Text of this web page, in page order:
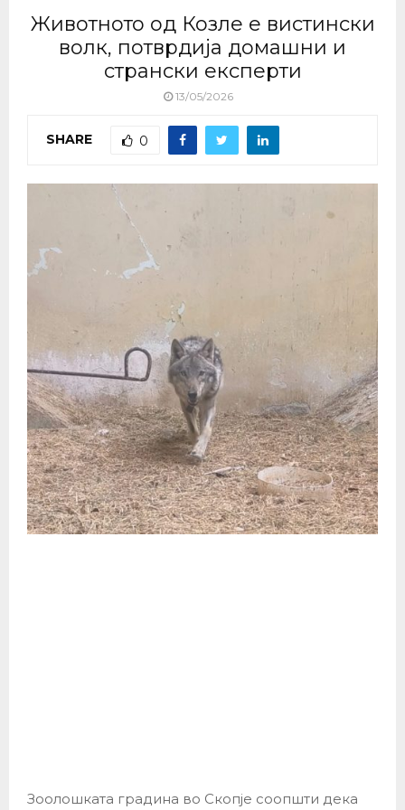
Животното од Козле е вистински
волк, потврдија домашни и
странски експерти
13/05/2026
SHARE 0
Зоолошката градина во Скопје соопшти дека